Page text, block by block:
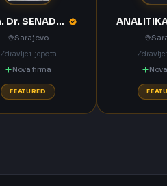
Prim. Dr. SENADETA OMERBAŠIĆ STOMATOLOŠKA ORDINACIJA
Sarajevo
Zdravlje i ljepota
Nova firma
FEATURED
Zdravlje